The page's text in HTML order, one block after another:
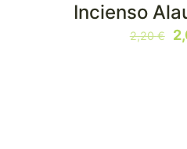
EN OFERTA
Incienso
2,20€
El